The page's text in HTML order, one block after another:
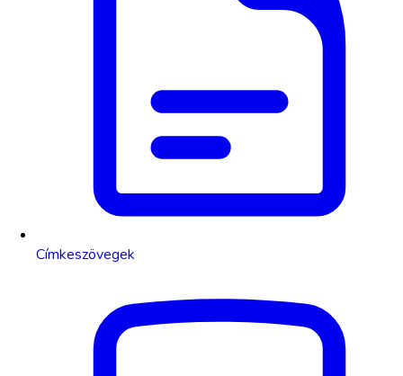
Címkeszövegek